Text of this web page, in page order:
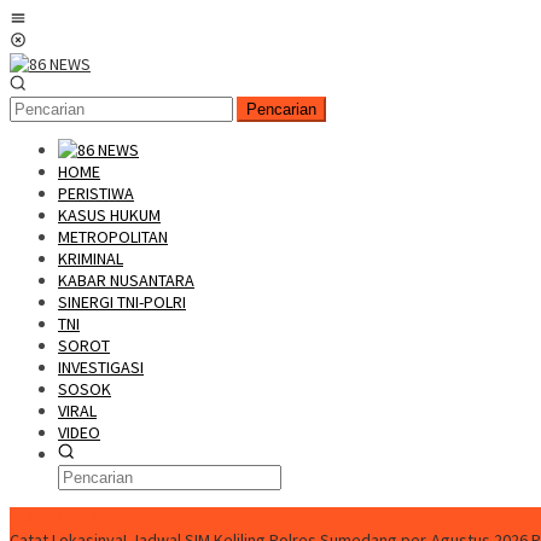
Loncat
ke
konten
Pencarian
HOME
PERISTIWA
KASUS HUKUM
METROPOLITAN
KRIMINAL
KABAR NUSANTARA
SINERGI TNI-POLRI
TNI
SOROT
INVESTIGASI
SOSOK
VIRAL
VIDEO